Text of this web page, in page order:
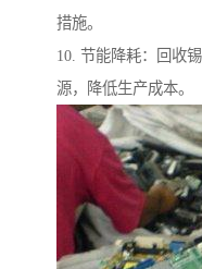
措施。
10. 节能降耗：回收
源，降低生产成本。